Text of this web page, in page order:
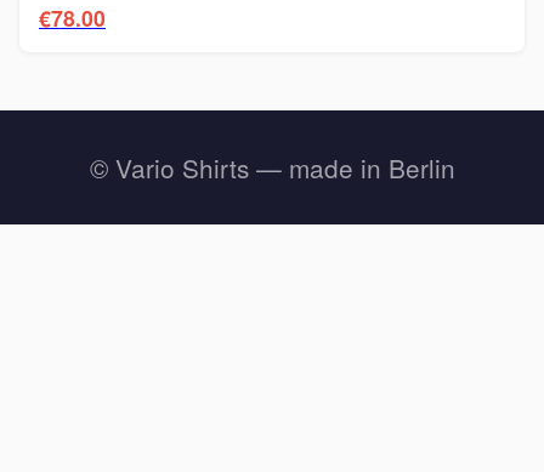
€78.00
© Vario Shirts — made in Berlin